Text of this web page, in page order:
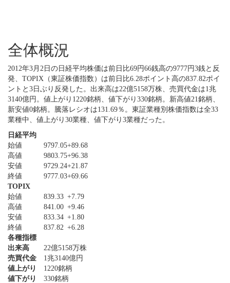
全体概況
2012年3月2日の日経平均株価は前日比69円66銭高の9777円3銭と反
発、TOPIX（東証株価指数）は前日比6.28ポイント高の837.82ポイ
ントと3日ぶり反発した。出来高は22億5158万株、売買代金は1兆
3140億円。値上がり1220銘柄、値下がり330銘柄。新高値21銘柄、
新安値0銘柄。騰落レシオは131.69％。東証業種別株価指数は全33
業種中、値上がり30業種、値下がり3業種だった。
日経平均
始値
9797.05+89.68
高値
9803.75+96.38
安値
9729.24+21.87
終値
9777.03+69.66
TOPIX
始値
839.33 +7.79
高値
841.00 +9.46
安値
833.34 +1.80
終値
837.82 +6.28
各種指標
出来高
22億5158万株
売買代金
1兆3140億円
値上がり
1220銘柄
値下がり
330銘柄